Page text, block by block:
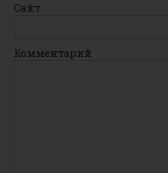
Сайт
Комментарий